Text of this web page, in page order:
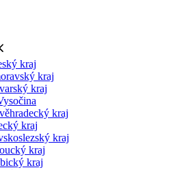
kraj
kraj
kraj
kraj
kraj
kraj
kraj
kraj